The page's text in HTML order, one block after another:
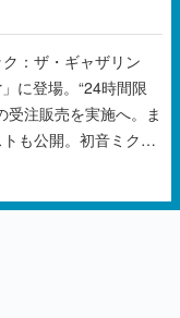
：ザ・ギャザリン
に登場。“24時間限
受注販売を実施へ。ま
も公開。初音ミクの